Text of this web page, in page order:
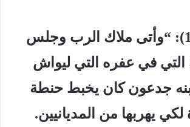
الآيات (12،11): “وأتى ملاك الرب وجلس
في عفره التي ليواش
جدعون كان يخبط حنطة
يهربها من المديانيين.